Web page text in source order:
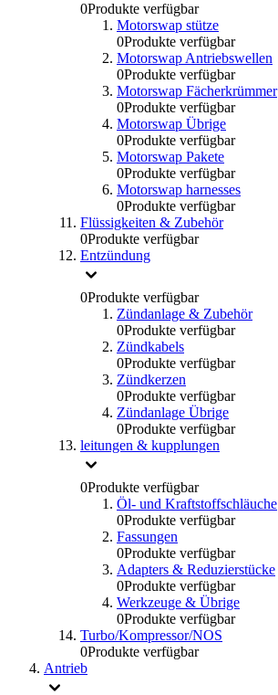
0Produkte verfügbar
Motorswap stütze
0Produkte verfügbar
Motorswap Antriebswellen
0Produkte verfügbar
Motorswap Fächerkrümmer
0Produkte verfügbar
Motorswap Übrige
0Produkte verfügbar
Motorswap Pakete
0Produkte verfügbar
Motorswap harnesses
0Produkte verfügbar
Flüssigkeiten & Zubehör
0Produkte verfügbar
Entzündung
0Produkte verfügbar
Zündanlage & Zubehör
0Produkte verfügbar
Zündkabels
0Produkte verfügbar
Zündkerzen
0Produkte verfügbar
Zündanlage Übrige
0Produkte verfügbar
leitungen & kupplungen
0Produkte verfügbar
Öl- und Kraftstoffschläuche
0Produkte verfügbar
Fassungen
0Produkte verfügbar
Adapters & Reduzierstücke
0Produkte verfügbar
Werkzeuge & Übrige
0Produkte verfügbar
Turbo/Kompressor/NOS
0Produkte verfügbar
Antrieb